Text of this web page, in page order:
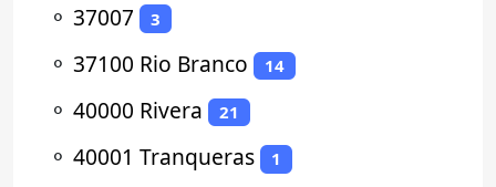
⚬ 37007 3
⚬ 37100 Rio Branco 14
⚬ 40000 Rivera 21
⚬ 40001 Tranqueras 1